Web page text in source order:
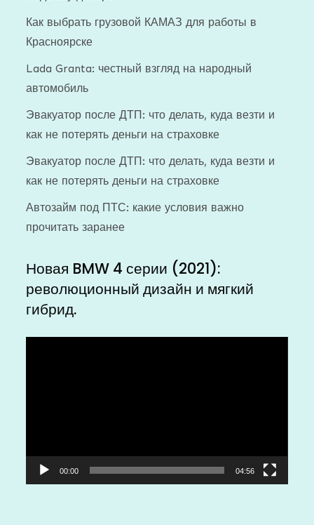
Как выбрать грузовой КАМАЗ для работы в
Красноярске
Lada Granta: честный взгляд на народный
автомобиль
Эвакуатор после ДТП: что делать, куда везти и
как не потерять деньги на страховке
Эвакуатор после ДТП: что делать, куда везти и
как не потерять деньги на страховке
Автозайм под ПТС: какие условия важно
прочитать заранее
Новая BMW 4 серии (2021):
революционный дизайн и мягкий
гибрид.
00:00 04:56